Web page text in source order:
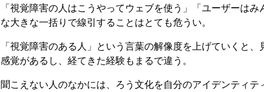
「視覚障害の人はこうやってウェブを使う」「ユーザーはみ
な大きな一括りで線引することはとても危うい。
「視覚障害のある人」という言葉の解像度を上げていくと
感覚があるし、経てきた経験もまるで違う。
聞こえない人のなかには、ろう文化を自分のアイデンティテ